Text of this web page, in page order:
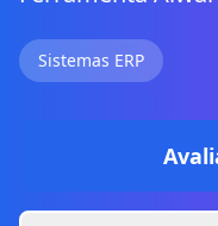
Sistemas ERP